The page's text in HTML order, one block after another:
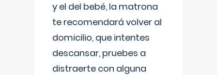
y el del bebé, la matrona
te recomendará volver al
domicilio, que intentes
descansar, pruebes a
distraerte con alguna